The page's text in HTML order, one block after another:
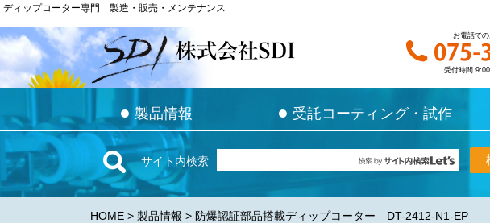
ディップコーター専門 製造・販売・メンテナンス
お電話で
受付時間
● 製品情報 ● 受託コーティング・試作
ディップコーター専門 製造・販売・メンテナンス
お電話で
受付時間
● 製品情報 ● 受託コーティング・試作
サイト内検索
HOME > 製品情報 > 防爆認証部品搭載ディップコーター DT-2412-N1-EP